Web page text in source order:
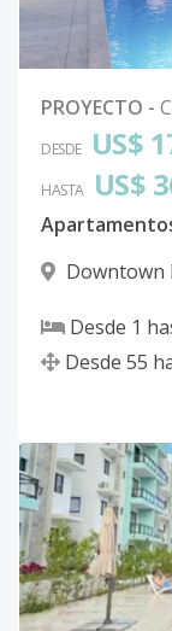
PROYECTO -
DESDE US$
HASTA US$
Downtown
Desde 1
Desde 55